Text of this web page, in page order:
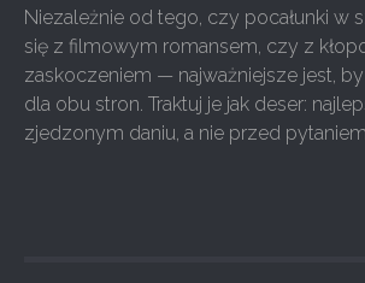
Niezależnie od tego, czy pocałunki w
się z filmowym romansem, czy z
zaskoczeniem — najważniejsze jest,
dla obu stron. Traktuj je jak deser:
zjedzonym daniu, a nie przed